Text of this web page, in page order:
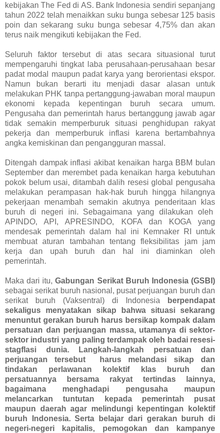
kebijakan The Fed di AS. Bank Indonesia sendiri sepanjang
tahun 2022 telah menaikkan suku bunga sebesar 125 basis
poin dan sekarang suku bunga sebesar 4,75% dan akan
terus naik mengikuti kebijakan the Fed.
Seluruh faktor tersebut di atas secara situasional turut
mempengaruhi tingkat laba perusahaan-perusahaan besar
padat modal maupun padat karya yang berorientasi ekspor.
Namun bukan berarti itu menjadi dasar alasan untuk
melakukan PHK tanpa pertanggung-jawaban moral maupun
ekonomi kepada kepentingan buruh secara umum.
Pengusaha dan pemerintah harus bertanggung jawab agar
tidak semakin memperburuk situasi penghidupan rakyat
pekerja dan memperburuk inflasi karena bertambahnya
angka kemiskinan dan pengangguran massal.
Ditengah dampak inflasi akibat kenaikan harga BBM bulan
September dan merembet pada kenaikan harga kebutuhan
pokok belum usai, ditambah dalih resesi global pengusaha
melakukan perampasan hak-hak buruh hingga hilangnya
pekerjaan menambah semakin akutnya penderitaan klas
buruh di negeri ini. Sebagaimana yang dilakukan oleh
APINDO, API, APRESINDO, KOFA dan KOGA yang
mendesak pemerintah dalam hal ini Kemnaker RI untuk
membuat aturan tambahan tentang fleksibilitas jam jam
kerja dan upah buruh dan hal ini diaminkan oleh
pemerintah.
Maka dari itu,Gabungan Serikat Buruh Indonesia (GSBI)
sebagai serikat buruh nasional, pusat perjuangan buruh dan
serikat buruh (Vaksentral) di Indonesia
berpendapat
sekaligus menyatakan sikap bahwa situasi sekarang
menuntut gerakan buruh harus bersikap kompak dalam
persatuan dan perjuangan massa, utamanya di sektor-
sektor industri yang paling terdampak oleh badai resesi-
stagflasi dunia. Langkah-langkah persatuan dan
perjuangan tersebut
harus melandasi sikap dan
tindakan perlawanan kolektif klas buruh dan
persatuannya bersama rakyat tertindas lainnya,
bagaimana menghadapi pengusaha maupun
melancarkan tuntutan kepada pemerintah pusat
maupun daerah agar melindungi kepentingan kolektif
buruh Indonesia. Serta belajar dari gerakan buruh di
negeri-negeri kapitalis, pemogokan dan kampanye